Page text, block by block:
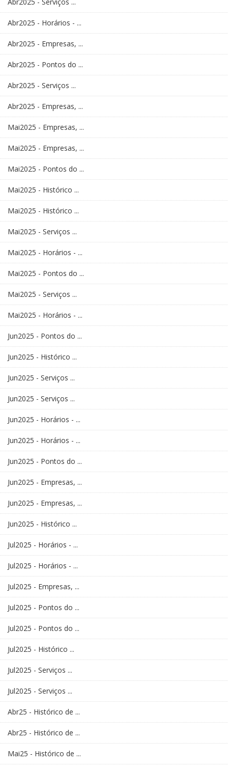
Abr2025 - Horários - ...
Abr2025 - Empresas, ...
Abr2025 - Pontos do ...
Abr2025 - Serviços ...
Abr2025 - Empresas, ...
Mai2025 - Empresas, ...
Mai2025 - Empresas, ...
Mai2025 - Pontos do ...
Mai2025 - Histórico ...
Mai2025 - Histórico ...
Mai2025 - Serviços ...
Mai2025 - Horários - ...
Mai2025 - Pontos do ...
Mai2025 - Serviços ...
Mai2025 - Horários - ...
Jun2025 - Pontos do ...
Jun2025 - Histórico ...
Jun2025 - Serviços ...
Jun2025 - Serviços ...
Jun2025 - Horários - ...
Jun2025 - Horários - ...
Jun2025 - Pontos do ...
Jun2025 - Empresas, ...
Jun2025 - Empresas, ...
Jun2025 - Histórico ...
Jul2025 - Horários - ...
Jul2025 - Horários - ...
Jul2025 - Empresas, ...
Jul2025 - Pontos do ...
Jul2025 - Pontos do ...
Jul2025 - Histórico ...
Jul2025 - Serviços ...
Jul2025 - Serviços ...
Abr25 - Histórico de ...
Abr25 - Histórico de ...
Mai25 - Histórico de ...